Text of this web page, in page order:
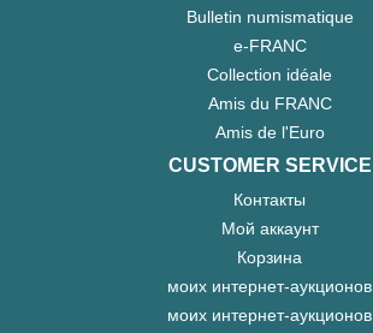
Bulletin numismatique
e-FRANC
Collection idéale
Amis du FRANC
Amis de l'Euro
CUSTOMER SERVICE
Контакты
Мой аккаунт
Корзина
моих интернет-аукционов
моих интернет-аукционов